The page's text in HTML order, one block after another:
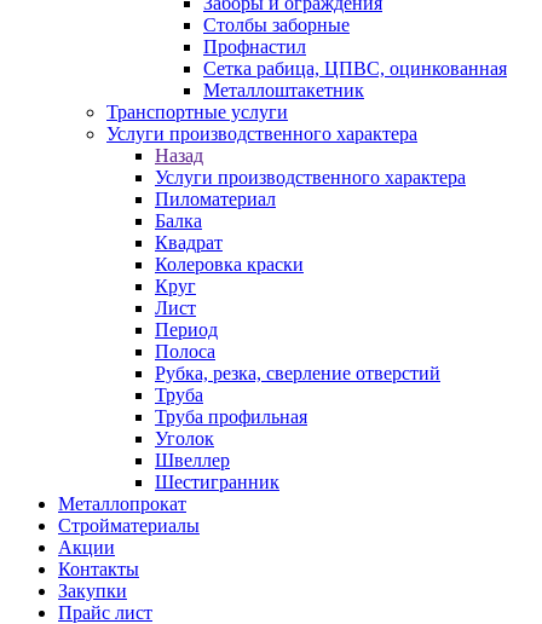
Столбы заборные
Профнастил
Сетка рабица, ЦПВС, оцинкованная
Металлоштакетник
Транспортные услуги
Услуги производственного характера
Назад
Услуги производственного характера
Пиломатериал
Балка
Квадрат
Колеровка краски
Круг
Лист
Период
Полоса
Рубка, резка, сверление отверстий
Труба
Труба профильная
Уголок
Швеллер
Шестигранник
Металлопрокат
Стройматериалы
Акции
Контакты
Закупки
Прайс лист